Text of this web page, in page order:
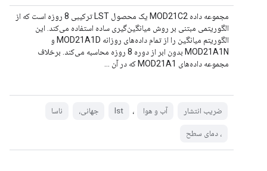
مجموعه داده MOD21C2 یک محصول LST ترکیبی 8 روزه است که از
الگوریتمی مبتنی بر روش میانگین‌گیری ساده استفاده می‌کند. این
الگوریتم میانگین را از تمام داده‌های روزانه MOD21A1D و
MOD21A1N بدون ابر از دوره 8 روزه محاسبه می‌کند. برخلاف
مجموعه داده‌های MOD21A1 که در آن ...
ضریب انتشار آب و هوا ، lst جهانی، ناسا
، دمای سطح